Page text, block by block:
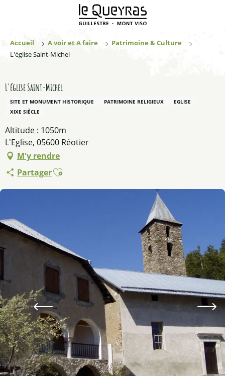
principal
Accueil A voir et A faire
Patrimoine & Culture
L'église Saint-Michel
L'église Saint-Michel
SITE ET MONUMENT HISTORIQUE PATRIMOINE RELIGIEUX
EGLISE
XIXE SIÈCLE
Altitude : 1050m
L'Eglise, 05600 Réotier
M'y rendre
PartagerAjouter aux favoris